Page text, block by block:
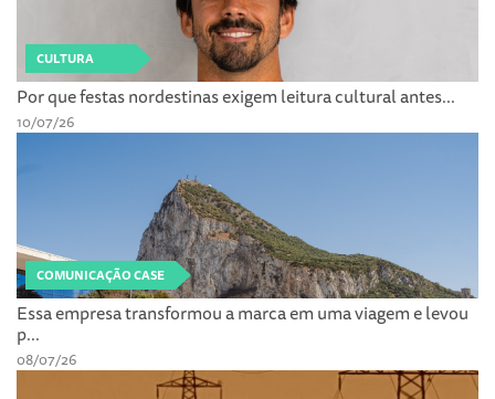
CULTURA
Por que festas nordestinas exigem leitura cultural antes...
10/07/26
COMUNICAÇÃO CASE
Essa empresa transformou a marca em uma viagem e levou
p...
08/07/26